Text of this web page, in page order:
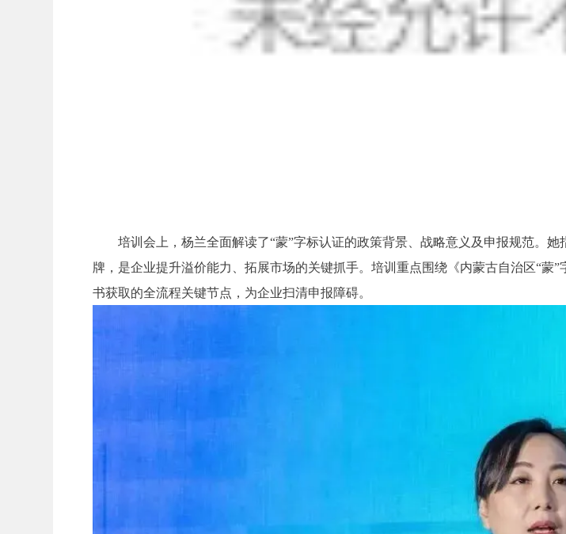
培训会上，杨兰全面解读了“蒙”字标认证的政策背景、战略意义及申报规范。
牌，是企业提升溢价能力、拓展市场的关键抓手。培训重点围绕《内蒙古自治区“蒙
书获取的全流程关键节点，为企业扫清申报障碍。